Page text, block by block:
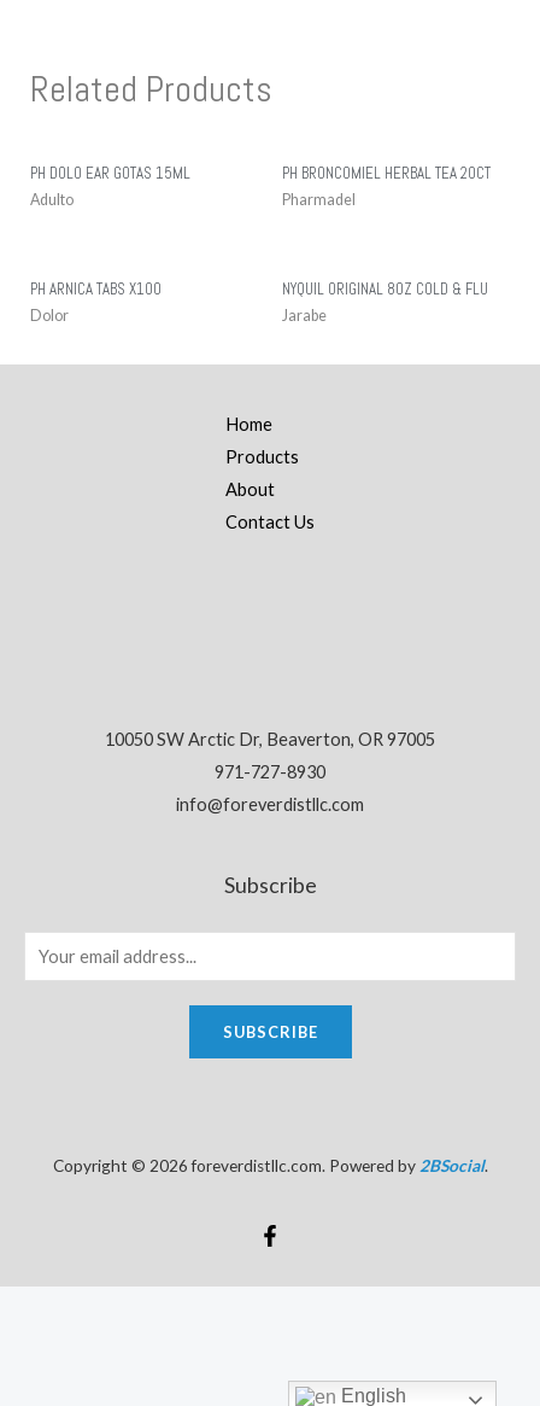
Related Products
PH DOLO EAR GOTAS 15ML
Adulto
PH BRONCOMIEL HERBAL TEA 20CT
Pharmadel
PH ARNICA TABS X100
Dolor
NYQUIL ORIGINAL 8OZ COLD & FLU
Jarabe
Home
Products
About
Contact Us
10050 SW Arctic Dr, Beaverton, OR 97005
971-727-8930
info@foreverdistllc.com
Subscribe
SUBSCRIBE
Copyright © 2026 foreverdistllc.com. Powered by 2BSocial.
English